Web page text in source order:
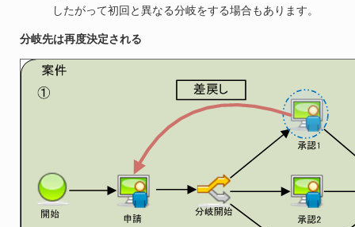
したがって初回と異なる分岐をする場合もあります。
分岐先は再度決定される